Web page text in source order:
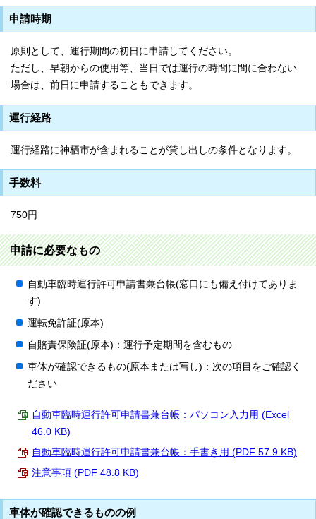
申請時期
原則として、運行期間の初日に申請してください。
ただし、早朝からの使用等、当日では運行の時間に間に合わない
場合は、前日に申請することもできます。
運行経路
運行経路に神栖市が含まれることが貸し出しの条件となります。
手数料
750円
申請に必要なもの
自動車臨時運行許可申請書兼台帳(窓口にも備え付けてありま
す)
運転免許証(原本)
自賠責保険証(原本)：運行予定期間を含むもの
車体が確認できるもの(原本または写し)：次の項目をご確認く
ださい
自動車臨時運行許可申請書兼台帳：パソコン入力用 (Excel
46.0 KB)
自動車臨時運行許可申請書兼台帳：手書き用 (PDF 57.9 KB)
注意事項 (PDF 48.8 KB)
車体が確認できるものの例